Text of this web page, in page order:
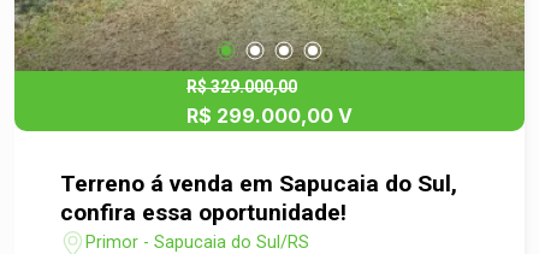
R$ 329.000,00
R$ 299.000,00 V
Terreno á venda em Sapucaia do Sul,
confira essa oportunidade!
Primor - Sapucaia do Sul/RS